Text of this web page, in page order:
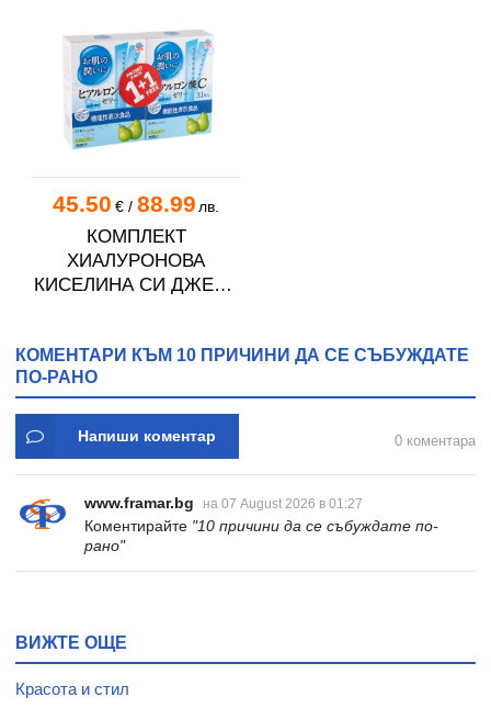
45.50 €/ 88.99 лв.
КОМПЛЕКТ
ХИАЛУРОНОВА
КИСЕЛИНА СИ ДЖЕЛИ
КОМЕНТАРИ КЪМ 10 ПРИЧИНИ ДА СЕ СЪБУЖДАТЕ
ПО-РАНО
Напиши коментар 0 коментара
www.framar.bg на 07 August 2026 в 01:27
Коментирайте "10 причини да се събуждате по-
рано"
ВИЖТЕ ОЩЕ
Красота и стил